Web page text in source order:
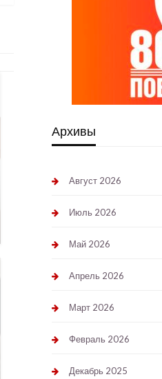
Архивы
Август 2026
Июль 2026
Май 2026
Апрель 2026
Март 2026
Февраль 2026
Декабрь 2025